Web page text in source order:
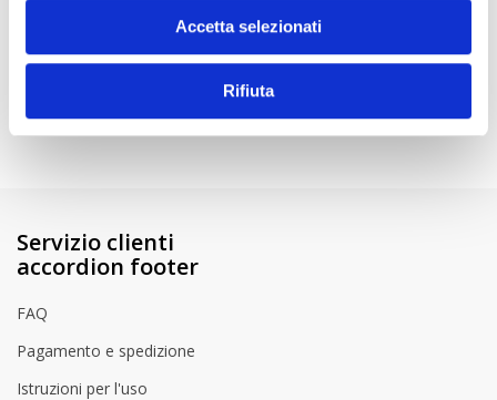
Accetta selezionati
Rifiuta
di provare la vernice su un punto non visibile.
Istruzioni per l'uso
Servizio clienti
accordion footer
FAQ
Pagamento e spedizione
Istruzioni per l'uso